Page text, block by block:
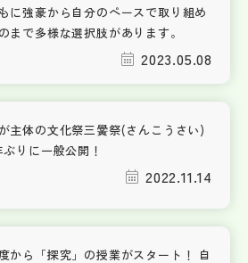
に強豪から自分のペースで取り組め
まで多様な選択肢があります。
2023.05.08
主体の文化祭三黌祭(さんこうさい)
ぶりに一般公開！
2022.11.14
から「探究」の授業がスタート！ 自